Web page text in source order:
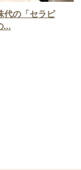
代の「セラピ
...